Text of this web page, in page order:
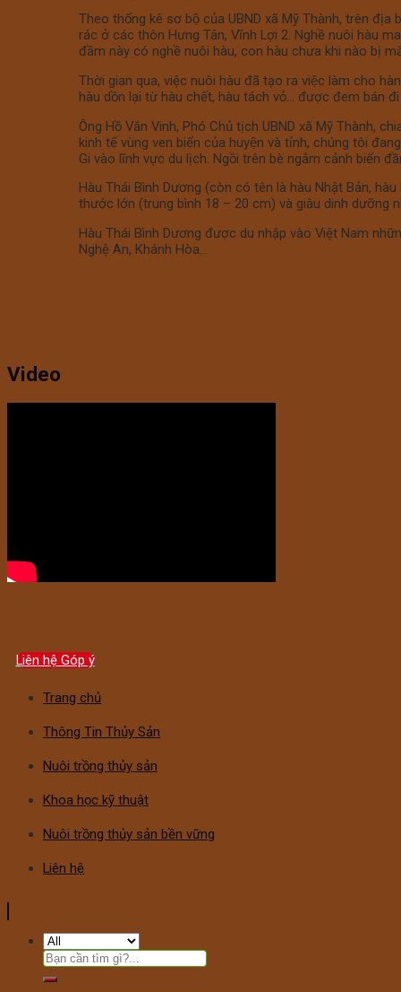
Theo thống kê sơ bộ của UBND xã Mỹ Thành, trên
rác ở các thôn Hưng Tân, Vĩnh Lợi 2. Nghề nuôi hàu
đầm này có nghề nuôi hàu, con hàu chưa khi nào bị
Thời gian qua, việc nuôi hàu đã tạo ra việc làm cho
hàu dồn lại từ hàu chết, hàu tách vỏ… được đem bán
Ông Hồ Văn Vinh, Phó Chủ tịch UBND xã Mỹ Thành,
kinh tế vùng ven biển của huyện và tỉnh, chúng tôi
Gi vào lĩnh vực du lịch. Ngồi trên bè ngắm cảnh biển
Hàu Thái Bình Dương (còn có tên là hàu Nhật Bản,
thước lớn (trung bình 18 – 20 cm) và giàu dinh dưỡng
Hàu Thái Bình Dương được du nhập vào Việt Nam
Nghệ An, Khánh Hòa…
Video
Liên hệ Góp ý
Trang chủ
Thông Tin Thủy Sản
Nuôi trồng thủy sản
Khoa học kỹ thuật
Nuôi trồng thủy sản bền vững
Liên hệ
Tìm
kiếm: